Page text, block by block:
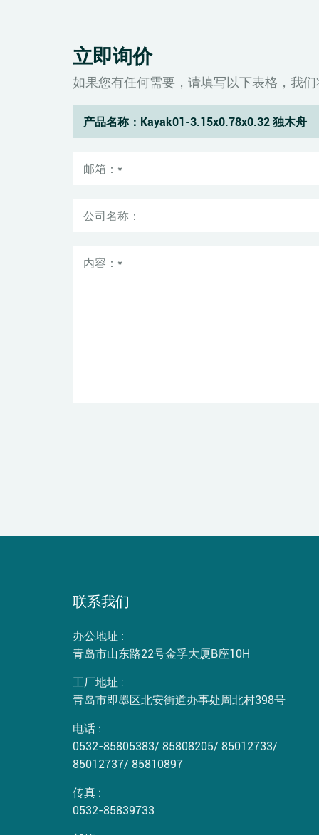
立即询价
如果您有任何需要，请填写以下表格，我
联系我们
办公地址 :
青岛市山东路22号金孚大厦B座10H
工厂地址 :
青岛市即墨区北安街道办事处周北村398号
电话 :
0532-85805383/ 85808205/ 85012733/
85012737/ 85810897
传真 :
0532-85839733